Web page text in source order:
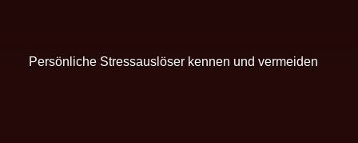
Persönliche Stressauslöser kennen und vermeiden